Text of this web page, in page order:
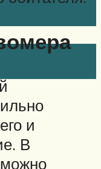
и
В
можно